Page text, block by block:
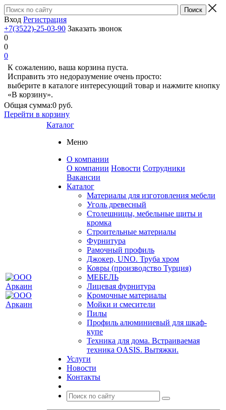
Вход Регистрация
+7(3522)-25-03-90 Заказать звонок
0
0
0
К сожалению, ваша корзина пуста.
Исправить это недоразумение очень просто:
выберите в каталоге интересующий товар и нажмите кнопку
«В корзину».
Общая сумма:0 руб.
Перейти в корзину
Каталог
Меню
О компании
О компании Новости Сотрудники
Вакансии
Каталог
Материалы для изготовления мебели
Уголь древесный
Столешницы, мебельные щиты и
кромка
Строительные материалы
Фурнитура
Рамочный профиль
Джокер, UNO. Труба хром
Ковры (производство Турция)
МЕБЕЛЬ
Лицевая фурнитура
Кромочные материалы
Мойки и смесители
Пилы
Профиль алюминиевый для шкаф-
купе
Техника для дома. Встраиваемая
техника OASIS. Вытяжки.
Услуги
Новости
Контакты